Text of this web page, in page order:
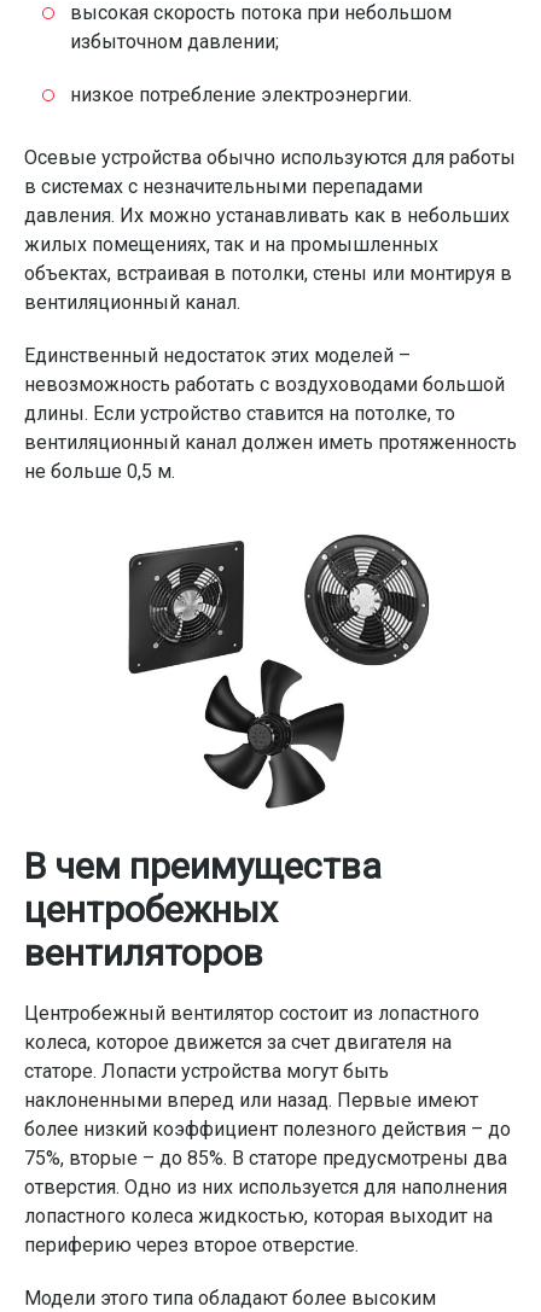
высокая скорость потока при небольшом
избыточном давлении;
низкое потребление электроэнергии.
Осевые устройства обычно используются для работы
в системах с незначительными перепадами
давления. Их можно устанавливать как в небольших
жилых помещениях, так и на промышленных
объектах, встраивая в потолки, стены или монтируя в
вентиляционный канал.
Единственный недостаток этих моделей –
невозможность работать с воздуховодами большой
длины. Если устройство ставится на потолке, то
вентиляционный канал должен иметь протяженность
не больше 0,5 м.
В чем преимущества
центробежных
вентиляторов
Центробежный вентилятор состоит из лопастного
колеса, которое движется за счет двигателя на
статоре. Лопасти устройства могут быть
наклоненными вперед или назад. Первые имеют
более низкий коэффициент полезного действия – до
75%, вторые – до 85%. В статоре предусмотрены два
отверстия. Одно из них используется для наполнения
лопастного колеса жидкостью, которая выходит на
периферию через второе отверстие.
Модели этого типа обладают более высоким